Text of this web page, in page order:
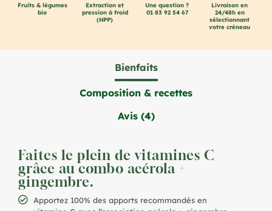
Fruits & légumes
bio
Extraction et
pression à froid
(HPP)
Une question ?
01 83 92 54 67
Livraison en
24/48h en
sélectionnant
votre créneau
Bienfaits
Composition & recettes
Avis (4)
Faites le plein de vitamines C
grâce au combo acérola +
gingembre.
Apportez 100% des apports recommandés en